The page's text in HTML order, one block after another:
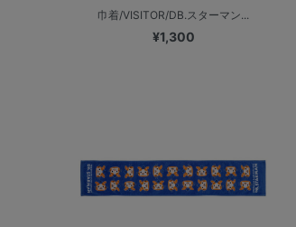
巾着/VISITOR/DB.スターマン...
¥1,300